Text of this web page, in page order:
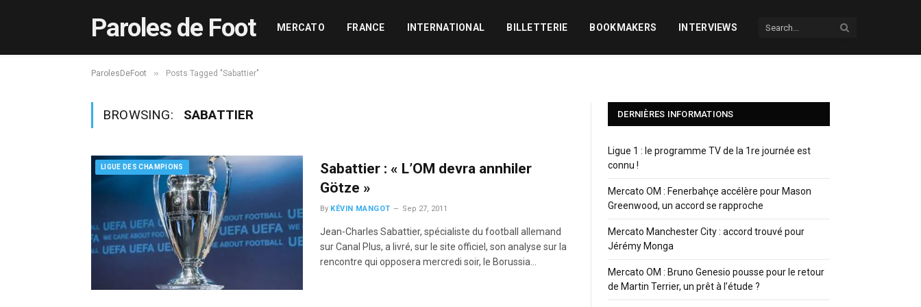
Paroles de Foot MERCATO FRANCE INTERNATIONAL BILLETTERIE BOOKMAKERS INTERVIEWS
ParolesDeFoot » Posts Tagged "Sabattier"
BROWSING: SABATTIER
LIGUE DES CHAMPIONS
Sabattier : « L’OM devra annhiler
Götze »
By KÉVIN MANGOT Sep 27, 2011
Jean-Charles Sabattier, spécialiste du football allemand
sur Canal Plus, a livré, sur le site officiel, son analyse sur la
rencontre qui opposera mercredi soir, le Borussia…
DERNIÈRES INFORMATIONS
Ligue 1 : le programme TV de la 1re journée est
connu !
Mercato OM : Fenerbahçe accélère pour Mason
Greenwood, un accord se rapproche
Mercato Manchester City : accord trouvé pour
Jérémy Monga
Mercato OM : Bruno Genesio pousse pour le retour
de Martin Terrier, un prêt à l’étude ?